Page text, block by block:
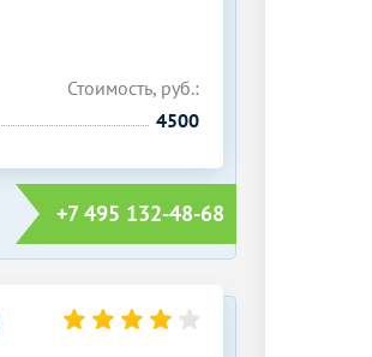
Стоимость, руб.:
4500
+7 495 132-48-68